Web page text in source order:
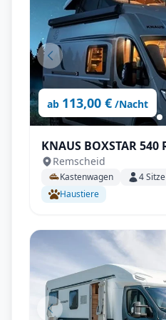
ab 113,00 € /Nacht
KNAUS BOXSTAR 540
Aufstelldach | Top
Navigation,
Remscheid
Kastenwagen 4Sitze
Haustiere